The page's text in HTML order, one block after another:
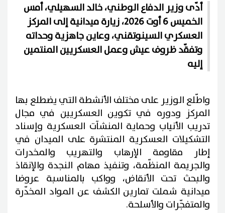
أدّى وزير الدفاع الوطني، خالد السهيلي، أمس
الخميس 6 أوت 2026، زيارة ميدانية إلى المركز
العسكري السينوتقني، وعاين جاهزية وحداته
وتفقّد ظروف عيش وعمل العسكريين المنتمين
إليه
واطّلع الوزير على مختلف الأنشطة التي يضطلع بها
المركز ودوره في تكوين العسكريين في مجال
تدريب الأنياب وحماية المنشآت العسكرية وإسناد
التشكيلات العسكرية المنتشرة على الميدان في
إطار مقاومة الإرهاب والتهريب والمخدرات
والجريمة المنظّمة، وتنفيذ مهام النجدة والإنقاذ
والبحث تحت الأنقاض، وواكب بالمناسبة عروضا
ميدانية شملت تمارين الكشف عن المواد المخدّرة
والمتفجّرات والأسلحة.